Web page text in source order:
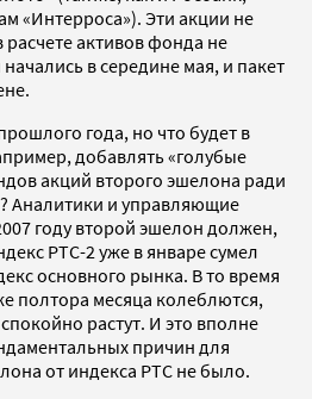
«Интерроса»). Эти акции не
расчете активов фонда не
в середине мая, и пакет
года, но что будет в
добавлять «голубые
акций второго эшелона ради
Аналитики и управляющие
году второй эшелон должен,
РТС-2 уже в январе сумел
основного рынка. В то время
полтора месяца колеблются,
растут. И это вполне
причин для
от индекса РТС не было.